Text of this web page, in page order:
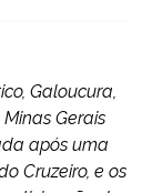
Galoucura,
Gerais
após uma
Cruzeiro, e os